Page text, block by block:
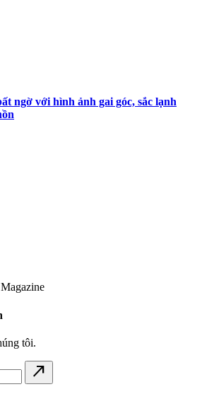
ngờ với hình ảnh gai góc, sắc lạnh
tôi.
north_east